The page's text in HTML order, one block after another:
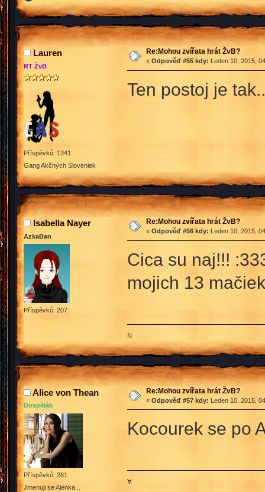
Lauren
RT ŽvB
Příspěvků: 1341
Gang Akčných Sloveniek
Re:Mohou zvířata hrát ŽvB?
« Odpověď #55 kdy: Leden 10, 2015,
Ten postoj je
Isabella Nayer
AzkaBan
Příspěvků: 207
Re:Mohou zvířata hrát ŽvB?
« Odpověď #56 kdy: Leden 10, 2015,
Cica su naj!!!
mojich 13
N
Alice von Thean
Dospělák
Příspěvků: 281
Jmenuji se Alenka...
Re:Mohou zvířata hrát ŽvB?
« Odpověď #57 kdy: Leden 10, 2015,
Kocourek se po
∀